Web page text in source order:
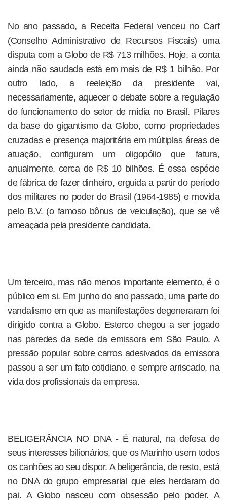
No ano passado, a Receita Federal venceu no Carf
(Conselho Administrativo de Recursos Fiscais) uma
disputa com a Globo de R$ 713 milhões. Hoje, a conta
ainda não saudada está em mais de R$ 1 bilhão. Por
outro lado, a reeleição da presidente vai,
necessariamente, aquecer o debate sobre a regulação
do funcionamento do setor de mídia no Brasil. Pilares
da base do gigantismo da Globo, como propriedades
cruzadas e presença majoritária em múltiplas áreas de
atuação, configuram um oligopólio que fatura,
anualmente, cerca de R$ 10 bilhões. É essa espécie
de fábrica de fazer dinheiro, erguida a partir do período
dos militares no poder do Brasil (1964-1985) e movida
pelo B.V. (o famoso bônus de veiculação), que se vê
ameaçada pela presidente candidata.
Um terceiro, mas não menos importante elemento, é o
público em si. Em junho do ano passado, uma parte do
vandalismo em que as manifestações degeneraram foi
dirigido contra a Globo. Esterco chegou a ser jogado
nas paredes da sede da emissora em São Paulo. A
pressão popular sobre carros adesivados da emissora
passou a ser um fato cotidiano, e sempre arriscado, na
vida dos profissionais da empresa.
BELIGERÂNCIA NO DNA - É natural, na defesa de
seus interesses bilionários, que os Marinho usem todos
os canhões ao seu dispor. A beligerância, de resto, está
no DNA do grupo empresarial que eles herdaram do
pai. A Globo nasceu com obsessão pelo poder. A